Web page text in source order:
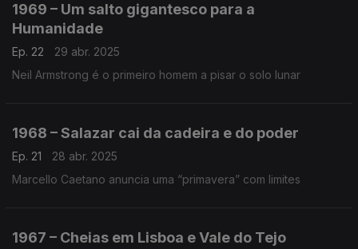
1969 – Um salto gigantesco para a
Humanidade
Ep. 22
29 abr. 2025
Neil Armstrong é o primeiro homem a pisar o solo lunar
1968 – Salazar cai da cadeira e do poder
Ep. 21
28 abr. 2025
Marcello Caetano anuncia uma “primavera” com limites
1967 – Cheias em Lisboa e Vale do Tejo